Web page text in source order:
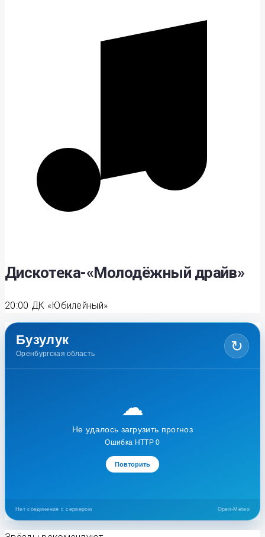
Дискотека-«Молодёжный драйв»
20:00 ДК «Юбилейный»
Бузулук
Оренбургская область ↻
☁
Не удалось загрузить прогноз
Ошибка HTTP 0
Повторить
Нет соединения с сервером Open-Meteo